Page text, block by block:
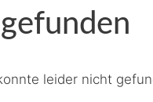
leider nicht